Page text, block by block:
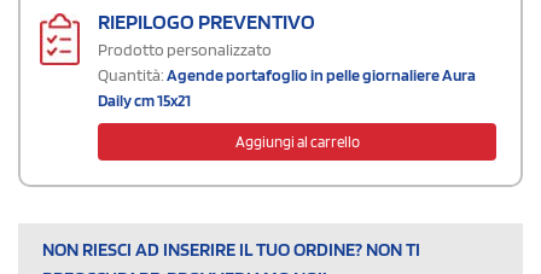
RIEPILOGO PREVENTIVO
Prodotto personalizzato
Quantità:Agende portafoglio in pelle giornaliere Aura
Daily cm 15x21
Aggiungi al carrello
NON RIESCI AD INSERIRE IL TUO ORDINE? NON TI